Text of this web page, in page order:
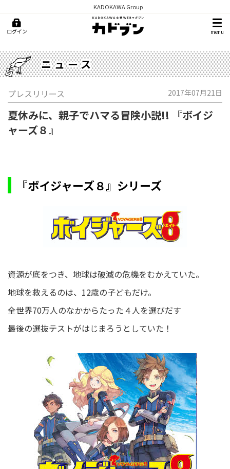
KADOKAWA Group
ログイン menu
ニュース
プレスリリース 2017年07月21日
夏休みに、親子でハマる冒険小説!! 『ボイジ
ャーズ８』
『ボイジャーズ８』シリーズ
資源が底をつき、地球は破滅の危機をむかえていた。
地球を救えるのは、12歳の子どもだけ。
全世界70万人のなかからたった４人を選びだす
最後の選抜テストがはじまろうとしていた！